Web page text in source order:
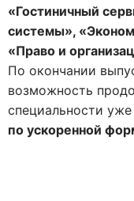
«Гостиничный
системы»,
«Право и
По окончании
возможность
специальности
по ускоренной